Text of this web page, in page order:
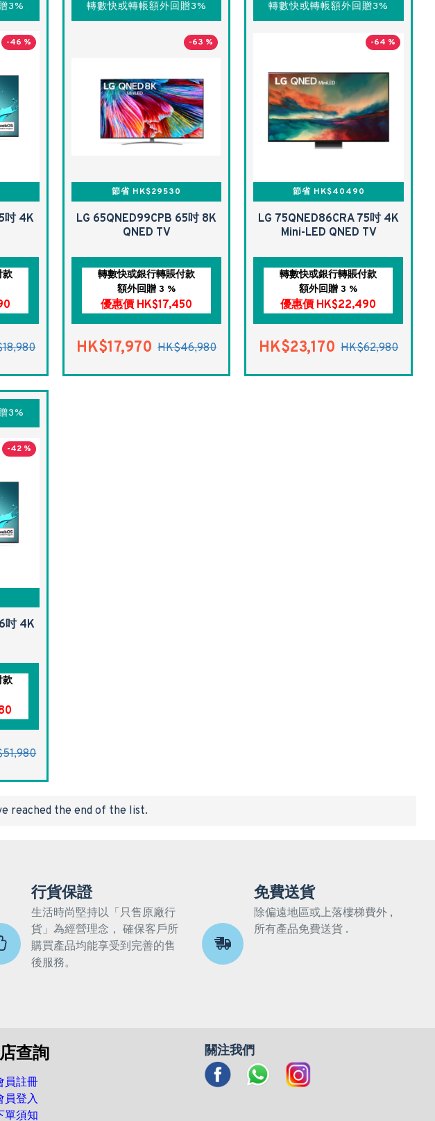
3%
-46 %
吋 4K
款
轉數快或轉帳額外回贈3%
-63 %
節省 HK$29530
LG 65QNED99CPB 65吋 8K
QNED TV
轉數快或銀行轉賬付款
額外回贈 3 %
優惠價 HK$17,450
HK$17,970 HK$46,980
轉數快或轉帳額外回贈3%
-64 %
節省 HK$40490
LG 75QNED86CRA 75吋 4K
Mini-LED QNED TV
轉數快或銀行轉賬付款
額外回贈 3 %
優惠價 HK$22,490
HK$23,170 HK$62,980
3%
-42 %
吋 4K
款
reached the end of the list.
行貨保證
生活時尚堅持以「只售原廠行
貨」為經營理念， 確保客戶所
購買產品均能享受到完善的售
後服務。
免費送貨
除偏遠地區或上落樓梯費外 ,
所有產品免費送貨 .
查詢
員註冊
員登入
下單須知
關注我們